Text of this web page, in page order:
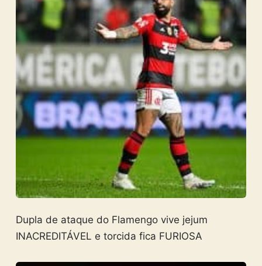
Dupla de ataque do Flamengo vive jejum
INACREDITÁVEL e torcida fica FURIOSA